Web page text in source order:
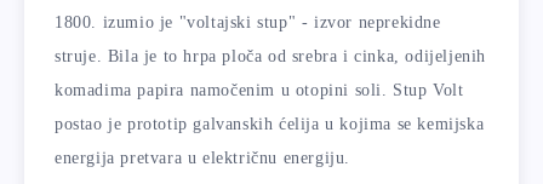
1800. izumio je "voltajski stup" - izvor neprekidne
struje. Bila je to hrpa ploča od srebra i cinka, odijeljenih
komadima papira namočenim u otopini soli. Stup Volt
postao je prototip galvanskih ćelija u kojima se kemijska
energija pretvara u električnu energiju.